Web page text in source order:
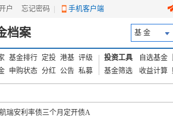
户 忘记密码 手机客户端
档案 基 金
基金排行 定投 港基 评级
申购状态 分红 公告 私募
投资工具 自选基金
基金筛选
收益计算
瑞安利率债三个月定开债A